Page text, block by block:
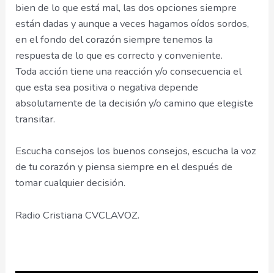
bien de lo que está mal, las dos opciones siempre
están dadas y aunque a veces hagamos oídos sordos,
en el fondo del corazón siempre tenemos la
respuesta de lo que es correcto y conveniente.
Toda acción tiene una reacción y/o consecuencia el
que esta sea positiva o negativa depende
absolutamente de la decisión y/o camino que elegiste
transitar.
Escucha consejos los buenos consejos, escucha la voz
de tu corazón y piensa siempre en el después de
tomar cualquier decisión.
Radio Cristiana CVCLAVOZ.